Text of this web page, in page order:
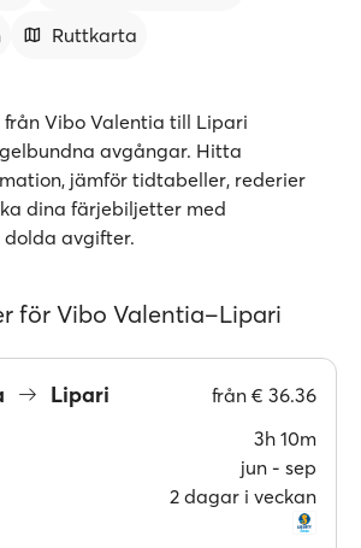
Ruttkarta
från Vibo Valentia till Lipari
avgångar. Hitta
jämför tidtabeller, rederier
dina färjebiljetter med
dolda avgifter.
för Vibo Valentia–Lipari
Lipari från € 36.36
3h 10m
jun ‐ sep
2 dagar i veckan